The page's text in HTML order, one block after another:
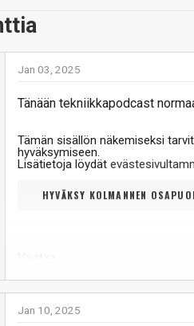
Jan 03, 2025
Tänään tekniikkapodcast
Tämän sisällön näkemiseksi
hyväksymiseen.
Lisätietoja löydät
HYVÄKSY KOLMANNEN
Jan 10, 2025